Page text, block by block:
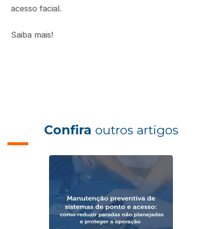
acesso facial.
Saiba mais!
Confira outros artigos